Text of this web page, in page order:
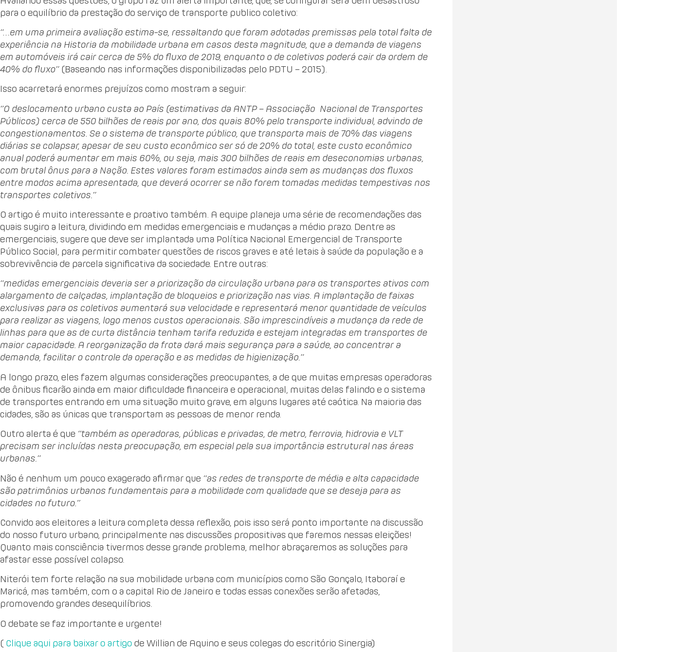
para o equilíbrio da prestação do serviço de transporte publico coletivo:
“…em uma primeira avaliação estima-se, ressaltando que foram adotadas premissas pela total falta de
experiência na Historia da mobilidade urbana em casos desta magnitude, que a demanda de viagens
em automóveis irá cair cerca de 5% do fluxo de 2019, enquanto o de coletivos poderá cair da ordem de
40% do fluxo”(Baseando nas informações disponibilizadas pelo PDTU – 2015).
Isso acarretará enormes prejuízos como mostram a seguir:
“O deslocamento urbano custa ao País (estimativas da ANTP – Associação Nacional de Transportes
Públicos) cerca de 550 bilhões de reais por ano, dos quais 80% pelo transporte individual, advindo de
congestionamentos. Se o sistema de transporte público, que transporta mais de 70% das viagens
diárias se colapsar, apesar de seu custo econômico ser só de 20% do total, este custo econômico
anual poderá aumentar em mais 60%, ou seja, mais 300 bilhões de reais em deseconomias urbanas,
com brutal ônus para a Nação. Estes valores foram estimados ainda sem as mudanças dos fluxos
entre modos acima apresentada, que deverá ocorrer se não forem tomadas medidas tempestivas nos
transportes coletivos.”
O artigo é muito interessante e proativo também. A equipe planeja uma série de recomendações das
quais sugiro a leitura, dividindo em medidas emergenciais e mudanças a médio prazo. Dentre as
emergenciais, sugere que deve ser implantada uma Política Nacional Emergencial de Transporte
Público Social, para permitir combater questões de riscos graves e até letais à saúde da população e a
sobrevivência de parcela significativa da sociedade. Entre outras:
“medidas emergenciais deveria ser a priorização da circulação urbana para os transportes ativos com
alargamento de calçadas, implantação de bloqueios e priorização nas vias. A implantação de faixas
exclusivas para os coletivos aumentará sua velocidade e representará menor quantidade de veículos
para realizar as viagens, logo menos custos operacionais. São imprescindíveis a mudança da rede de
linhas para que as de curta distância tenham tarifa reduzida e estejam integradas em transportes de
maior capacidade. A reorganização da frota dará mais segurança para a saúde, ao concentrar a
demanda, facilitar o controle da operação e as medidas de higienização.”
A longo prazo, eles fazem algumas considerações preocupantes, a de que muitas empresas operadoras
de ônibus ficarão ainda em maior dificuldade financeira e operacional, muitas delas falindo e o sistema
de transportes entrando em uma situação muito grave, em alguns lugares até caótica. Na maioria das
cidades, são as únicas que transportam as pessoas de menor renda.
Outro alerta é que “também as operadoras, públicas e privadas, de metro, ferrovia, hidrovia e VLT
precisam ser incluídas nesta preocupação, em especial pela sua importância estrutural nas áreas
urbanas.”
Não é nenhum um pouco exagerado afirmar que “as redes de transporte de média e alta capacidade
são patrimônios urbanos fundamentais para a mobilidade com qualidade que se deseja para as
cidades no futuro.”
Convido aos eleitores a leitura completa dessa reflexão, pois isso será ponto importante na discussão
do nosso futuro urbano, principalmente nas discussões propositivas que faremos nessas eleições!
Quanto mais consciência tivermos desse grande problema, melhor abraçaremos as soluções para
afastar esse possível colapso.
Niterói tem forte relação na sua mobilidade urbana com municípios como São Gonçalo, Itaboraí e
Maricá, mas também, com o a capital Rio de Janeiro e todas essas conexões serão afetadas,
promovendo grandes desequilíbrios.
O debate se faz importante e urgente!
( Clique aqui para baixar o artigo de Willian de Aquino e seus colegas do escritório Sinergia)